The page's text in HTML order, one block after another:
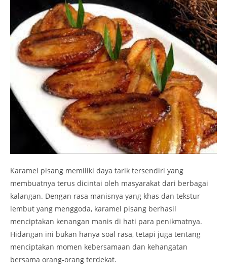
Karamel pisang memiliki daya tarik tersendiri yang
membuatnya terus dicintai oleh masyarakat dari berbagai
kalangan. Dengan rasa manisnya yang khas dan tekstur
lembut yang menggoda, karamel pisang berhasil
menciptakan kenangan manis di hati para penikmatnya.
Hidangan ini bukan hanya soal rasa, tetapi juga tentang
menciptakan momen kebersamaan dan kehangatan
bersama orang-orang terdekat.